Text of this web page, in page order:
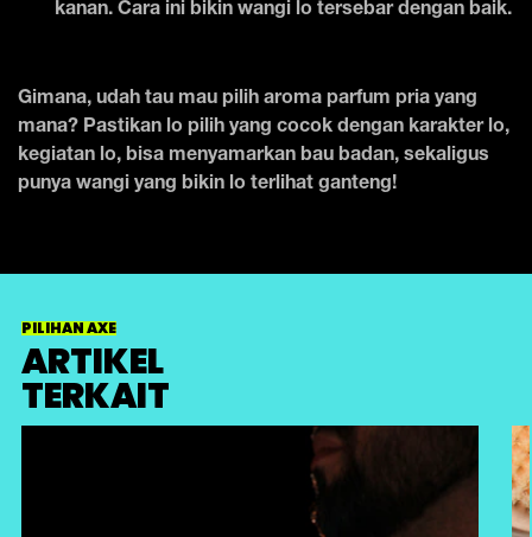
kanan. Cara ini bikin wangi lo tersebar dengan baik.
Gimana, udah tau mau pilih aroma parfum pria yang
mana? Pastikan lo pilih yang cocok dengan karakter lo,
kegiatan lo, bisa menyamarkan bau badan, sekaligus
punya wangi yang bikin lo terlihat ganteng!
PILIHAN AXE
ARTIKEL
TERKAIT